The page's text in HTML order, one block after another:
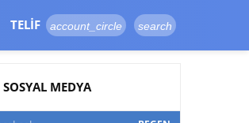
TELIF account_circle search
SOSYAL MEDYA